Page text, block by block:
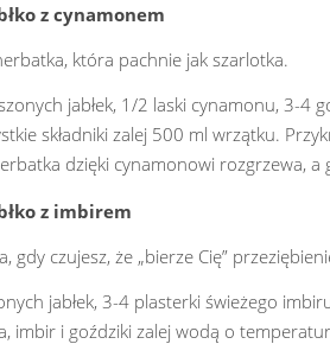
z cynamonem
która pachnie jak szarlotka.
jabłek, 1/2 laski cynamonu, 3-4
składniki zalej 500 ml wrzątku.
dzięki cynamonowi rozgrzewa, a
z imbirem
gdy czujesz, że „bierze Cię”
jabłek, 3-4 plasterki świeżego
imbir i goździki zalej wodą o